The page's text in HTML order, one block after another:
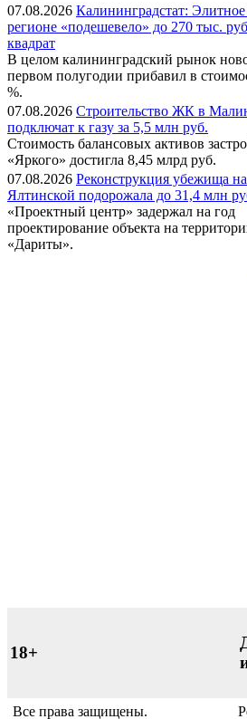
07.08.2026 Калининградстат:
регионе «подешевело» до 270 тыс.
квадрат
В целом калининградский рынок
первом полугодии прибавил в
%.
07.08.2026 Строительство ЖК в
подключат к газу за 5,5 млн руб.
Стоимость балансовых активов
«Яркого» достигла 8,45 млрд руб.
07.08.2026 Реконструкция убежища на
Ялтинской подорожала до 31,4 млн
«Проектный центр» задержал на год
проектирование объекта на
«Дариты».
18+
Все права защищены.